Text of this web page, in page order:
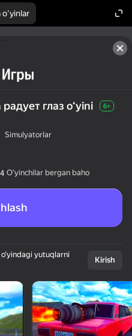
o'yinlar
gorizontal
ishlaydi
глаз oʻyini 6+
Simulyatorlar
Oʻyinchilar bergan baho
yutuqlarni
Kirish